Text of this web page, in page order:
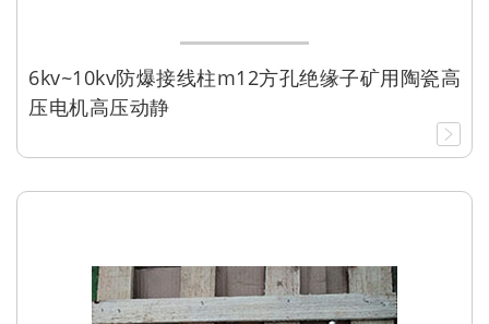
6kv~10kv防爆接线柱m12方孔绝缘子矿用陶瓷高
压电机高压动静